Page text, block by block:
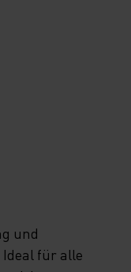
und
für alle